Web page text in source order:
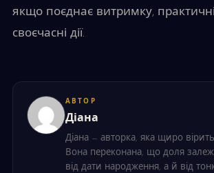
якщо поєднає витримку,
своєчасні дії.
АВТОР
Діана
Діана — авторка, яка щиро
Вона переконана, що доля
від дати народження, а й від